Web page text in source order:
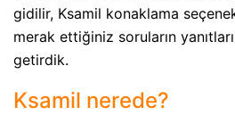
gidilir, Ksamil konaklama
merak ettiğiniz soruların
getirdik.
Ksamil nerede?